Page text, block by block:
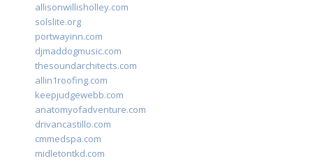
allisonwillisholley.com
solslite.org
portwayinn.com
djmaddogmusic.com
thesoundarchitects.com
allin1roofing.com
keepjudgewebb.com
anatomyofadventure.com
drivancastillo.com
cmmedspa.com
midletontkd.com